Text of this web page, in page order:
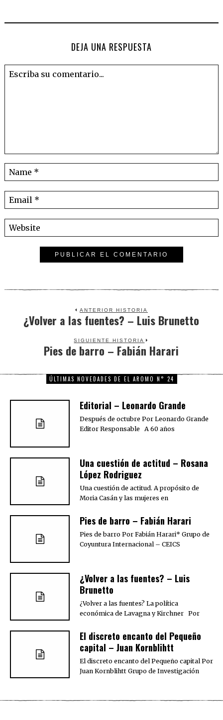
DEJA UNA RESPUESTA
ANTERIOR HISTORIA
Previous
¿Volver a las fuentes? – Luis Brunetto
SIGUIENTE HISTORIA
Next
Pies de barro – Fabián Harari
ÚLTIMAS NOVEDADES DE EL AROMO N° 24
Editorial – Leonardo Grande
Después de octubre Por Leonardo Grande
Editor Responsable A 60 años
Una cuestión de actitud – Rosana
López Rodriguez
Una cuestión de actitud. A propósito de
Moria Casán y las mujeres en
Pies de barro – Fabián Harari
Pies de barro Por Fabián Harari* Grupo de
Coyuntura Internacional – CEICS
¿Volver a las fuentes? – Luis
Brunetto
¿Volver a las fuentes? La política
económica de Lavagna y Kirchner Por
El discreto encanto del Pequeño
capital – Juan Kornblihtt
El discreto encanto del Pequeño capital Por
Juan Kornblihtt Grupo de Investigación